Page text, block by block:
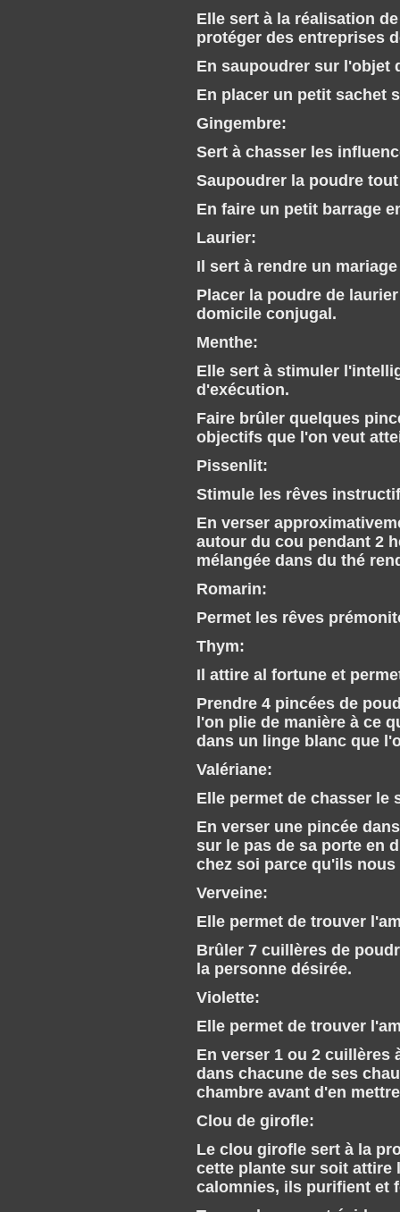
Elle sert à la réalisation
protéger des entreprises
En saupoudrer sur l'objet
En placer un petit sachet
Gingembre:
Sert à chasser les
Saupoudrer la poudre
En faire un petit barrage
Laurier:
Il sert à rendre un
Placer la poudre de
domicile conjugal.
Menthe:
Elle sert à stimuler
d'exécution.
Faire brûler quelques
objectifs que l'on veut
Pissenlit:
Stimule les rêves
En verser
autour du cou pendant 2
mélangée dans du thé
Romarin:
Permet les rêves
Thym:
Il attire al fortune et
Prendre 4 pincées de
l'on plie de manière à ce
dans un linge blanc que
Valériane:
Elle permet de chasser le
En verser une pincée
sur le pas de sa porte en
chez soi parce qu'ils
Verveine:
Elle permet de trouver
Brûler 7 cuillères de
la personne désirée.
Violette:
Elle permet de trouver
En verser 1 ou 2 cuillères
dans chacune de ses
chambre avant d'en
Clou de girofle:
Le clou girofle sert à la
cette plante sur soit attire
calomnies, ils purifient et